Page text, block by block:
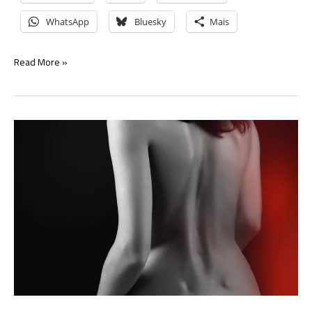
WhatsApp Bluesky Mais
O
Read More »